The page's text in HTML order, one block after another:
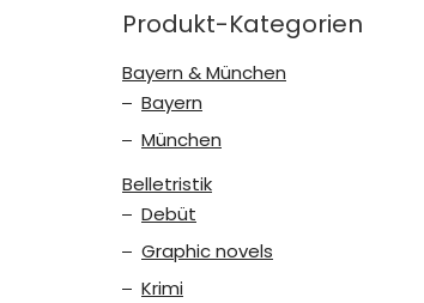
Produkt-Kategorien
Bayern & München
Bayern
München
Belletristik
Debüt
Graphic novels
Krimi